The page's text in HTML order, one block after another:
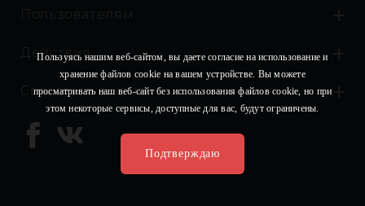
Пользуясь нашим веб-сайтом, вы даете согласие на использование и
хранение файлов сookie на вашем устройстве. Вы можете
просматривать наш веб-сайт без использования файлов сookie, но при
этом некоторые сервисы, доступные для вас, будут ограничены.
Подтверждаю
Действия
Связаться с нами